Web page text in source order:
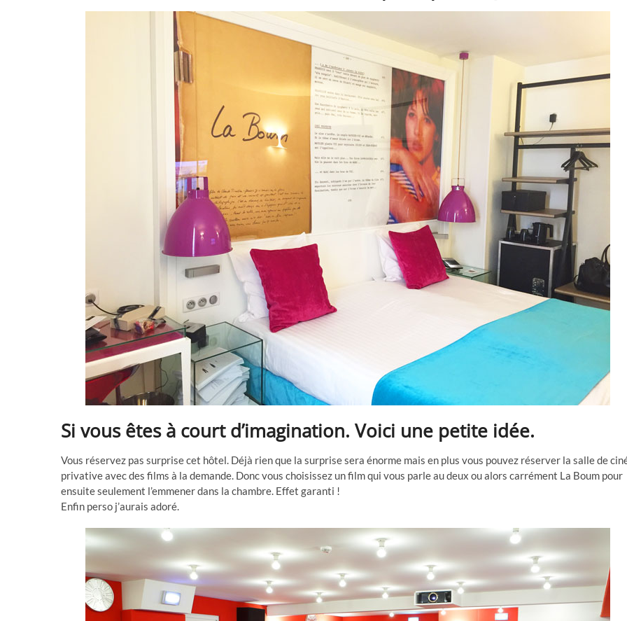
Si vous êtes à court d’imagination. Voici une petite idée.
Vous réservez pas surprise cet hôtel. Déjà rien que la surprise sera énorme mais en plus vous pouvez réserver la salle de
privative avec des films à la demande. Donc vous choisissez un film qui vous parle au deux ou alors carrément La Boum pour
ensuite seulement l’emmener dans la chambre. Effet garanti !
Enfin perso j’aurais adoré.